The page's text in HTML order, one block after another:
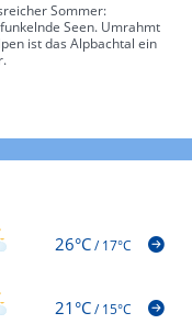
Sommer:
Seen. Umrahmt
ist das Alpbachtal ein
26°C/17°C
21°C/15°C